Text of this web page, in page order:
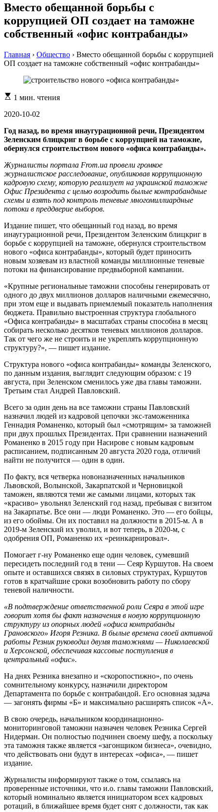
Вместо обещанной борьбы с
коррупцией ОП создает на таможне
собственный «офис контрабанды»
Главная › Общество › Вместо обещанной борьбы с коррупцией
ОП создает на таможне собственный «офис контрабанды»
Расчетное
чтения
1 мин. чтения
2020-10-02
Год назад, во время инаугурационной речи, Президентом
Зеленским блицкриг в борьбе с коррупцией на таможне,
обернулся строительством нового «офиса контрабанды».
Журналисты портала From.ua провели громкое
журналистское расследование, опубликовав коррупционную
кадровую схему, которую реализует на украинской таможне
Офис Президента с целью возродить былые контрабандные
схемы и взять под контроль теневые многомиллиардные
потоки в преддверие выборов.
Издание пишет, что обещанный год назад, во время
инаугурационной речи, Президентом Зеленским блицкриг в
борьбе с коррупцией на таможне, обернулся строительством
нового «офиса контрабанды», который будет приносить
новым хозяевам из властной команды миллионные теневые
потоки на финансирование предвыборной кампании.
«Крупные региональные таможни способны генерировать от
одного до двух миллионов долларов наличными ежемесячно,
при этом еще и выдавать приемлемый показатель наполнения
бюджета. Правильно выстроенная структура глобального
«Офиса контрабанды» в масштабах страны способна в месяц
собирать несколько десятков теневых миллионов долларов.
Так от чего же не строить и не укреплять коррупционную
структуру?», — пишет издание.
Структура нового «офиса контрабанды» команды Зеленского,
по данным издания, выглядит следующим образом: с 19
августа, при Зеленском сменилось уже два главы таможни.
Третьим стал Андрей Павловский.
Всего за один день на все таможни страны Павловский
назначил людей из кадровой цепочки экс-таможенника
Геннадия Романенко, который был «смотрящим» за таможней
при двух прошлых Президентах. При сравнении назначений
Романенко в 2015 году при Насирове с новым кадровым
расписанием, подписанным 20 августа 2020 года, отличий
найти не получится — один в один.
По факту, вся четверка новоназначенных начальников
Львовской, Волынской, Закарпатской и Черновицкой
таможен, являются теми же самыми лицами, которых так
«красиво» увольнял Зеленский год назад, пребывая с визитом
на Закарпатье. Все они — люди Романенко. Это — его бойцы,
из его обоймы. Он их поставил на должности в 2015-м. А в
2019-м Зеленский их уволил, и вот теперь, в 2020-м, с
одобрения ОП, Романенко их «реинкарнировал».
Помогает г-ну Романенко еще один человек, сумевший
пересидеть последний год в тени — Сеяр Куршутов. На своем
опыте и оставшихся связях в силовых структурах, Куршутов
готов в кратчайшие сроки возобновить работу по сбору
теневой наличности.
«В подтверждение ответственной роли Сеяра в этой игре
говорит хотя бы факт назначения в новую коррупционную
структуру из опорных людей «офиса контрабанды
Грановского» Игоря Резника. В былые времена своей активной
работы Резник руководил двумя таможнями — Николаевской
и Херсонской, обеспечивая кассовые поступления в
центральный «офис».
На днях Резника внезапно и «скоропостижно», по очень
сомнительному конкурсу, назначили директором
Департамента по борьбе с контрабандой. Его основная задача
— загонять фирмы «Б» и максимально расширять список «А».
В свою очередь, начальником координационно-
мониторинговой таможни назначен человек Резника Сергей
Нидерман. Он полностью подчинен своему шефу, а поскольку
эта таможня также является «загонщиком бизнеса», очевидно,
что действовать они будут в интересах «офиса», — пишет
издание.
Журналисты информируют также о том, ссылаясь на
проверенные источники, что и.о. главы таможни Павловский,
который номинально является инициатором всех кадровых
ротаций, в ближайшее время будет снят с должности, так как